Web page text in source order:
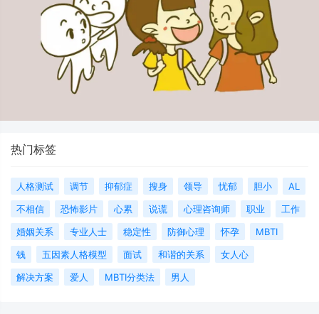
热门标签
人格测试 调节 抑郁症 搜身 领导 忧郁 胆小
AL
不相信
恐怖影片 心累 说谎 心理咨询师 职业
工作
婚姻关系
专业人士 稳定性 防御心理 怀孕
MBTI
钱
五因素人格模型 面试 和谐的关系
女人心
解决方案
爱人 MBTI分类法 男人